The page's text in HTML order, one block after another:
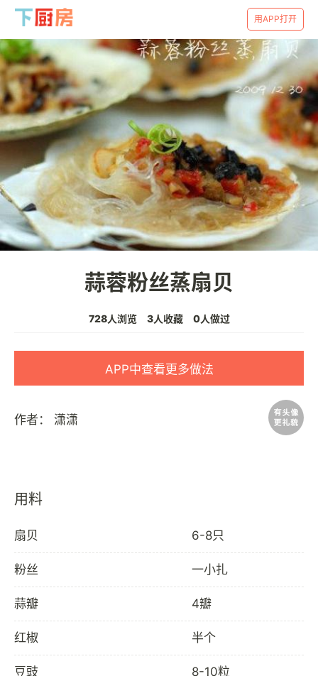
用APP打开
蒜蓉粉丝蒸扇贝
728人浏览 3人收藏 0人做过
APP中查看更多做法
作者： 潇潇
用料
扇贝 6-8只
粉丝 一小扎
蒜瓣 4瓣
红椒 半个
豆豉 8-10粒